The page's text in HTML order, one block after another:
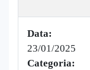
Data:
23/01/2025
Categoria: